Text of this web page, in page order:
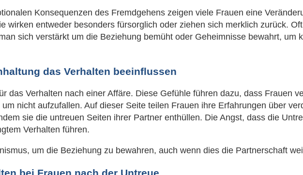
Konsequenzen des Fremdgehens zeigen viele Frauen eine
wirken entweder besonders fürsorglich oder ziehen sich merklich zurück.
sich verstärkt um die Beziehung bemüht oder Geheimnisse bewahrt, um
das Verhalten beeinflussen
das Verhalten nach einer Affäre. Diese Gefühle führen dazu, dass Frauen
nicht aufzufallen. Auf dieser Seite teilen Frauen ihre Erfahrungen über
sie die untreuen Seiten ihrer Partner enthüllen. Die Angst, dass die
Verhalten führen.
um die Beziehung zu bewahren, auch wenn dies die Partnerschaft
bei Frauen nach der Untreue